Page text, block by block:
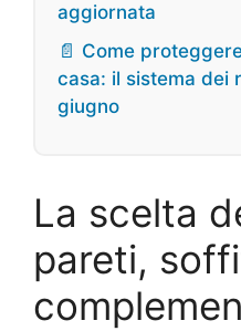
aggiornata
📄 Come
casa: il sistema dei
giugno
La scelta
pareti,